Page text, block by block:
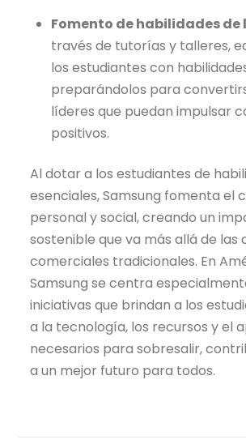
Fomento de habilidades de
través de tutorías y talleres,
los estudiantes con
preparándolos para
líderes que puedan impulsar
positivos.
Al dotar a los estudiantes de
esenciales, Samsung fomenta el
personal y social, creando un
sostenible que va más allá de las
comerciales tradicionales. En
Samsung se centra
iniciativas que brindan a los
a la tecnología, los recursos y el
necesarios para sobresalir,
a un mejor futuro para todos.